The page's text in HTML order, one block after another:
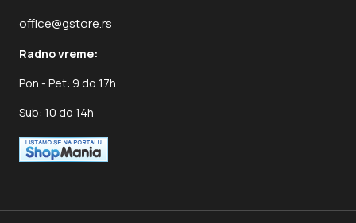
office@gstore.rs
Radno vreme:
Pon - Pet: 9 do 17h
Sub: 10 do 14h